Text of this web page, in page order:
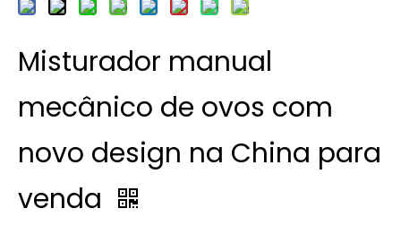
Misturador manual
mecânico de ovos com
novo design na China para
venda